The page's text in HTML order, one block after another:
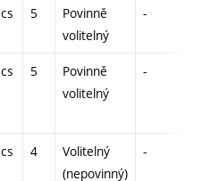
cs 5
Povinně
volitelný
-
cs 5
Povinně
volitelný
-
cs 4
Volitelný
(nepovinný)
-